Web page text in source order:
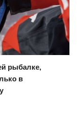
рыбалке,
в